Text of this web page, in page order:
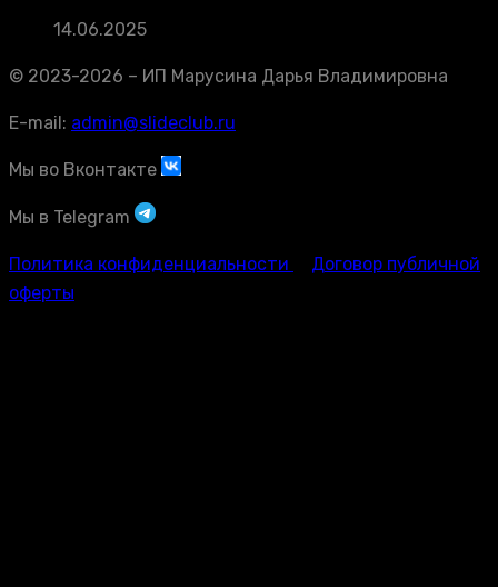
14.06.2025
© 2023-2026 – ИП Марусина Дарья Владимировна
E-mail: admin@slideclub.ru
Мы во Вконтакте
Мы в Telegram
Политика конфиденциальности
Договор публичной
оферты